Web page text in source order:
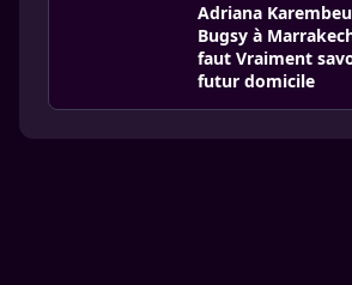
Adriana
Bugsy à
faut Vraiment
futur domicile